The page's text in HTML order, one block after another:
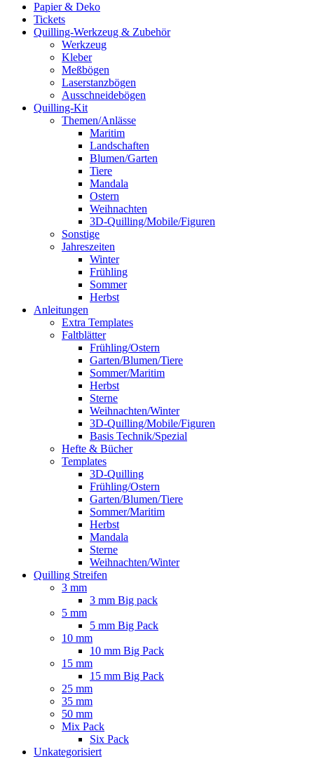
Papier & Deko
Tickets
Quilling-Werkzeug & Zubehör
Werkzeug
Kleber
Meßbögen
Laserstanzbögen
Ausschneidebögen
Quilling-Kit
Themen/Anlässe
Maritim
Landschaften
Blumen/Garten
Tiere
Mandala
Ostern
Weihnachten
3D-Quilling/Mobile/Figuren
Sonstige
Jahreszeiten
Winter
Frühling
Sommer
Herbst
Anleitungen
Extra Templates
Faltblätter
Frühling/Ostern
Garten/Blumen/Tiere
Sommer/Maritim
Herbst
Sterne
Weihnachten/Winter
3D-Quilling/Mobile/Figuren
Basis Technik/Spezial
Hefte & Bücher
Templates
3D-Quilling
Frühling/Ostern
Garten/Blumen/Tiere
Sommer/Maritim
Herbst
Mandala
Sterne
Weihnachten/Winter
Quilling Streifen
3 mm
3 mm Big pack
5 mm
5 mm Big Pack
10 mm
10 mm Big Pack
15 mm
15 mm Big Pack
25 mm
35 mm
50 mm
Mix Pack
Six Pack
Unkategorisiert